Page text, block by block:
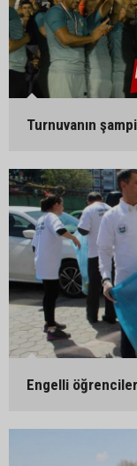
Turnuvanın
Engelli